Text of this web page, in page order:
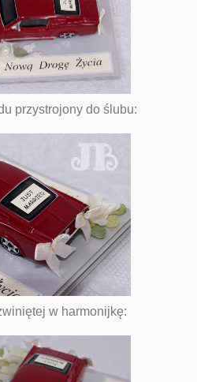
przystrojony do ślubu:
w harmonijkę: